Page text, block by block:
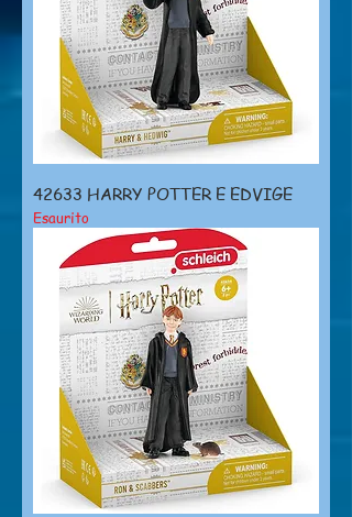
42633 HARRY POTTER E EDVIGE
Esaurito